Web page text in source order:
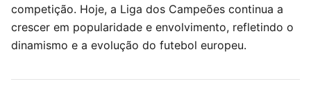
competição. Hoje, a Liga dos Campeões continua a
crescer em popularidade e envolvimento, refletindo o
dinamismo e a evolução do futebol europeu.